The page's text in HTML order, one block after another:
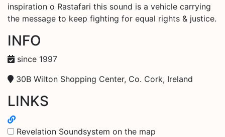
inspiration o Rastafari this sound is a vehicle carrying
the message to keep fighting for equal rights & justice.
INFO
since 1997
30B Wilton Shopping Center, Co. Cork, Ireland
LINKS
Revelation Soundsystem on the map